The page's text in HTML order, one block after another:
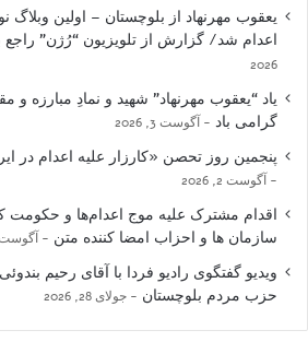
یعقوب مهرنهاد از بلوچستان – اولین وبلاگ
اعدام شد/ گزارش از تلویزیون “رُژن” راجع
2026
یاد “یعقوب مهرنهاد” شهید و نمادِ مبارزه
گرامی باد
آگوست 3, 2026
پنجمین روز تحصن «کارزار علیه اعدام در
آگوست 2, 2026
اقدام مشترک علیه موج اعدام‌ها و حکومت
سازمان ها و احزاب امضا کننده متن
آگوست 1,
ویدیو گفتگوی رادیو فردا با آقای رحیم
حزب مردم بلوچستان
جولای 28, 2026